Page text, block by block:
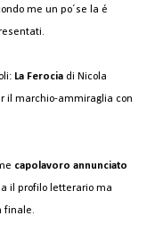
me un po´se la é
La Ferocia di Nicola
il marchio-ammiraglia con
capolavoro annunciato
il profilo letterario ma
finale.